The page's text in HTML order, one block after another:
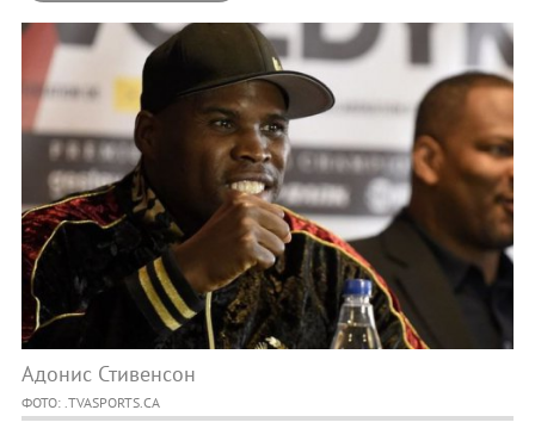
Адонис Стивенсон
ФОТО: .TVASPORTS.CA